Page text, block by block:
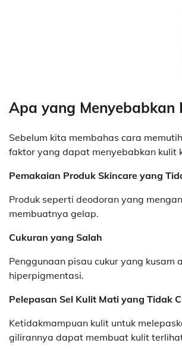
Apa yang Menyebabkan
Sebelum kita membahas cara
faktor yang dapat menyebabkan kulit
Pemakaian Produk Skincare yang
Produk seperti deodoran yang
membuatnya gelap.
Cukuran yang Salah
Penggunaan pisau cukur yang
hiperpigmentasi.
Pelepasan Sel Kulit Mati yang Tidak
Ketidakmampuan kulit untuk
gilirannya dapat membuat kulit